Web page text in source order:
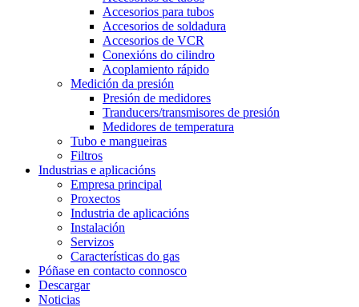
Accesorios para tubos
Accesorios de soldadura
Accesorios de VCR
Conexións do cilindro
Acoplamiento rápido
Medición da presión
Presión de medidores
Tranducers/transmisores de presión
Medidores de temperatura
Tubo e mangueiras
Filtros
Industrias e aplicacións
Empresa principal
Proxectos
Industria de aplicacións
Instalación
Servizos
Características do gas
Póñase en contacto connosco
Descargar
Noticias